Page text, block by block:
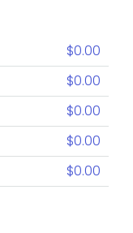
$0.00
$0.00
$0.00
$0.00
$0.00